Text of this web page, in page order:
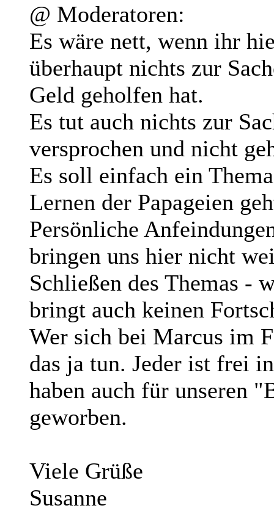
@ Moderatoren:
Es wäre nett, wenn ihr
überhaupt nichts zur
Geld geholfen hat.
Es tut auch nichts zur
versprochen und nicht
Es soll einfach ein
Lernen der Papageien
Persönliche
bringen uns hier nicht
Schließen des Themas -
bringt auch keinen
Wer sich bei Marcus im
das ja tun. Jeder ist frei
haben auch für unseren
geworben.
Viele Grüße
Susanne